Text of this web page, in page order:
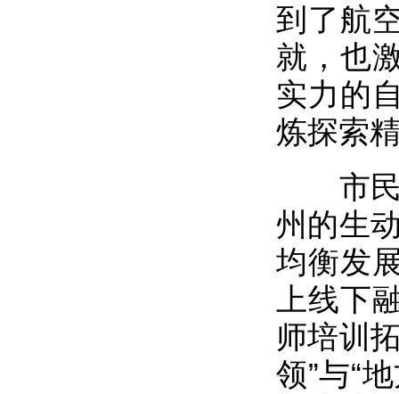
到了航
就，也
实力的
炼探索
市民盟
州的生
均衡发
上线下
师培训
领”与“